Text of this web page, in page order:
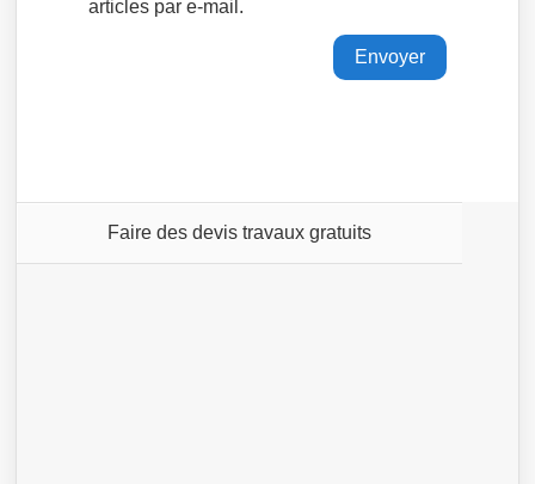
articles par e-mail.
Faire des devis travaux gratuits